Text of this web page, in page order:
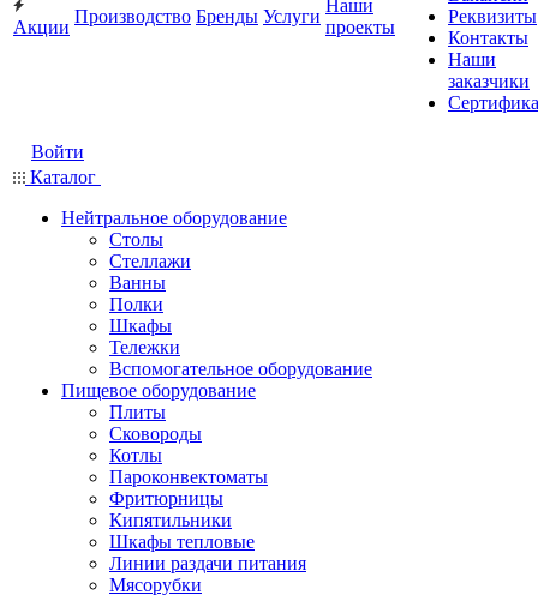
Акции
Производство Бренды Услуги
Наши
проекты
Реквизиты
Контакты
Наши
заказчики
Войти
Каталог
Нейтральное оборудование
Столы
Стеллажи
Ванны
Полки
Шкафы
Тележки
Вспомогательное оборудование
Пищевое оборудование
Плиты
Сковороды
Котлы
Пароконвектоматы
Фритюрницы
Кипятильники
Шкафы тепловые
Линии раздачи питания
Мясорубки